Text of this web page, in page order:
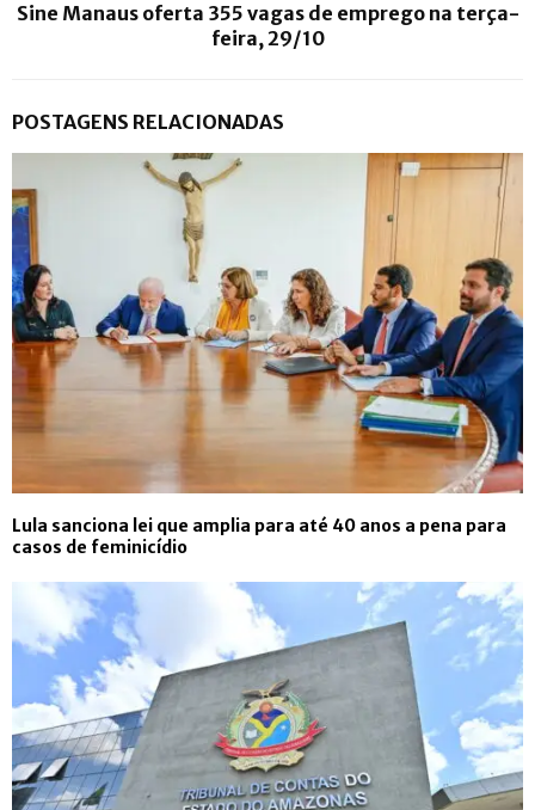
Sine Manaus oferta 355 vagas de emprego na terça-
feira, 29/10
POSTAGENS RELACIONADAS
Lula sanciona lei que amplia para até 40 anos a pena para
casos de feminicídio